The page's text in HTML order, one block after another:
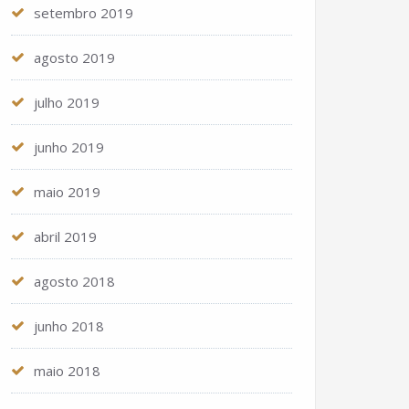
setembro 2019
agosto 2019
julho 2019
junho 2019
maio 2019
abril 2019
agosto 2018
junho 2018
maio 2018